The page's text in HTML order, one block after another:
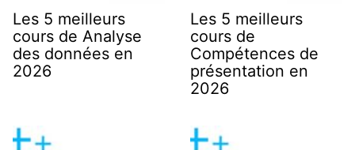
Les 5 meilleurs
cours de Analyse
des données en
2026
Les 5 meilleurs
cours de
Compétences de
présentation en
2026